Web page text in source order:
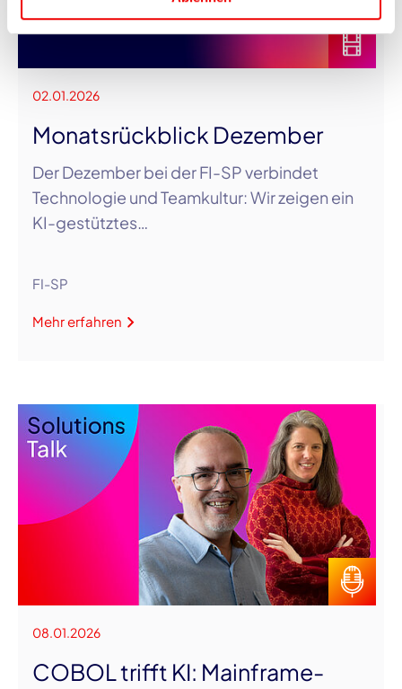
02.01.2026
Monatsrückblick Dezember
Der Dezember bei der FI-SP verbindet
Technologie und Teamkultur: Wir zeigen ein
KI-gestütztes…
FI-SP
Mehr erfahren
08.01.2026
COBOL trifft KI: Mainframe-